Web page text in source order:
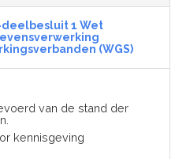
deelbesluit 1 Wet
(WGS)
van de stand der
kennisgeving